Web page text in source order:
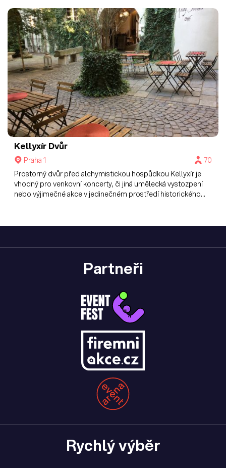
Kellyxír Dvůr
Praha 1
70
Prostorný dvůr před alchymistickou hospůdkou Kellyxír je
vhodný pro venkovní koncerty, či jiná umělecká vystozpení
nebo výjimečné akce v jedinečném prostředí historického
Partneři
Rychlý výběr